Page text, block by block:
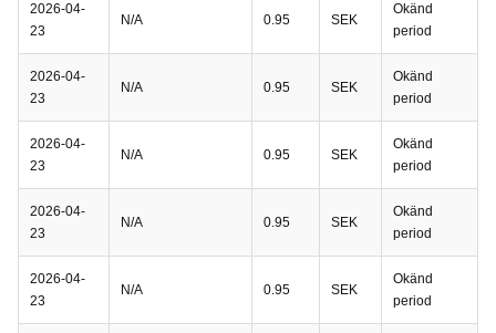
2026-04-
23
N/A 0.95 SEK
Okänd
period
2026-04-
23
N/A 0.95 SEK
Okänd
period
2026-04-
23
N/A 0.95 SEK
Okänd
period
2026-04-
23
N/A 0.95 SEK
Okänd
period
2026-04-
23
N/A 0.95 SEK
Okänd
period